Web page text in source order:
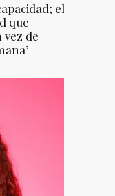
el
que
de